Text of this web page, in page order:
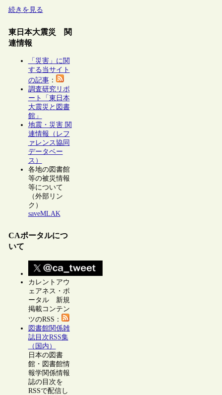
続きを見る
東日本大震災 関
連情報
「災害」に関
する当サイト
の記事：
調査研究リポ
ート「東日本
大震災と図書
館」
地震・災害 関
連情報（レフ
ァレンス協同
データベー
ス）
各地の図書館
等の被災情報
等について
（外部リン
ク）
saveMLAK
CAポータルにつ
いて
カレントアウ
ェアネス・ポ
ータル 新規
掲載コンテン
ツのRSS：
図書館関係雑
誌目次RSS集
（国内）
日本の図書
館・図書館情
報学関係情報
誌の目次を
RSSで配信し